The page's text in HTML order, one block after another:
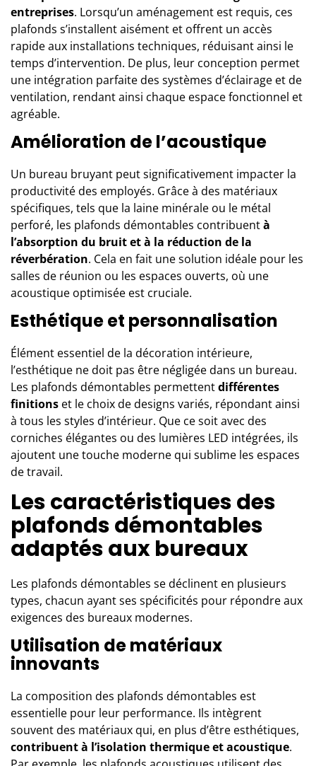
entreprises. Lorsqu’un aménagement est requis, ces
plafonds s’installent aisément et offrent un accès
rapide aux installations techniques, réduisant ainsi le
temps d’intervention. De plus, leur conception permet
une intégration parfaite des systèmes d’éclairage et de
ventilation, rendant ainsi chaque espace fonctionnel et
agréable.
Amélioration de l’acoustique
Un bureau bruyant peut significativement impacter la
productivité des employés. Grâce à des matériaux
spécifiques, tels que la laine minérale ou le métal
perforé, les plafonds démontables contribuentà
l’absorption du bruit et à la réduction de la
réverbération. Cela en fait une solution idéale pour les
salles de réunion ou les espaces ouverts, où une
acoustique optimisée est cruciale.
Esthétique et personnalisation
Élément essentiel de la décoration intérieure,
l’esthétique ne doit pas être négligée dans un bureau.
Les plafonds démontables permettentdifférentes
finitions et le choix de designs variés, répondant ainsi
à tous les styles d’intérieur. Que ce soit avec des
corniches élégantes ou des lumières LED intégrées, ils
ajoutent une touche moderne qui sublime les espaces
de travail.
Les caractéristiques des
plafonds démontables
adaptés aux bureaux
Les plafonds démontables se déclinent en plusieurs
types, chacun ayant ses spécificités pour répondre aux
exigences des bureaux modernes.
Utilisation de matériaux
innovants
La composition des plafonds démontables est
essentielle pour leur performance. Ils intègrent
souvent des matériaux qui, en plus d’être esthétiques,
contribuent à l’isolation thermique et acoustique.